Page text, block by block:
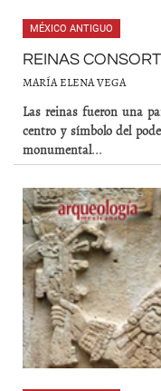
MÉXICO ANTIGUO
REINAS
MARÍA ELENA VEGA
Las reinas fueron una
centro y símbolo del
monumental...